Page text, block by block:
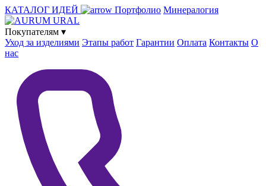
КАТАЛОГ ИДЕЙ Портфолио Минералогия
Покупателям ▾
Уход за изделиями Этапы работ Гарантии Оплата Контакты О
нас